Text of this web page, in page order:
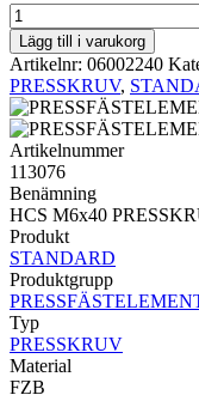
PRESSKRUV
STANDARD
HCS
M6x40
PRESSKRUV
FZB
mängd
Lägg till i varukorg
Artikelnr: 06002240
PRESSKRUV,
Artikelnummer
113076
Benämning
HCS M6x40
Produkt
STANDARD
Produktgrupp
Typ
PRESSKRUV
Material
FZB